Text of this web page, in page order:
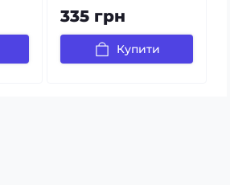
335 грн
Купити